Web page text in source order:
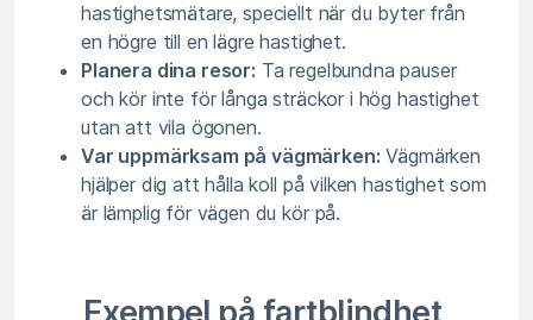
hastighetsmätare, speciellt när du byter från
en högre till en lägre hastighet.
Planera dina resor: Ta regelbundna pauser
och kör inte för långa sträckor i hög hastighet
utan att vila ögonen.
Var uppmärksam på vägmärken: Vägmärken
hjälper dig att hålla koll på vilken hastighet som
är lämplig för vägen du kör på.